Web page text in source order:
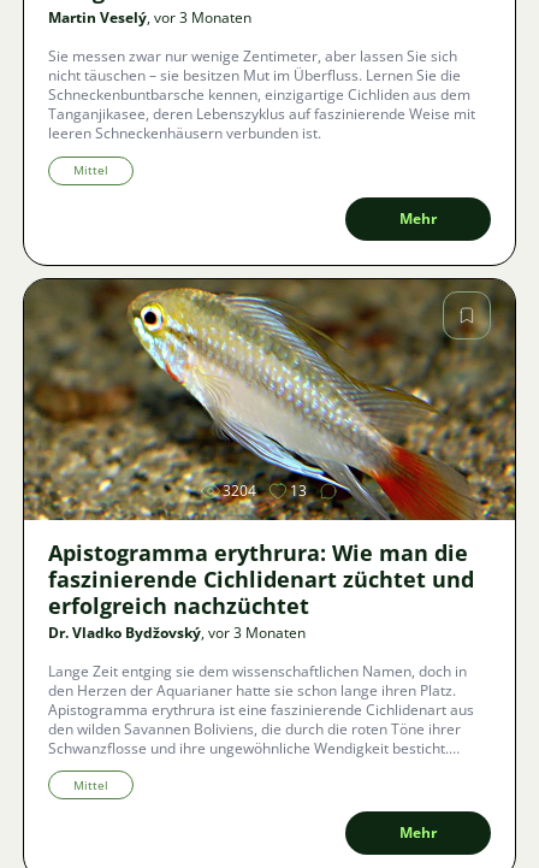
Martin Veselý, vor 3 Monaten
Sie messen zwar nur wenige Zentimeter, aber lassen Sie sich
nicht täuschen – sie besitzen Mut im Überfluss. Lernen Sie die
Schneckenbuntbarsche kennen, einzigartige Cichliden aus dem
Tanganjikasee, deren Lebenszyklus auf faszinierende Weise mit
leeren Schneckenhäusern verbunden ist.
Mittel
Mehr
Bild
3204 13
Apistogramma erythrura: Wie man die
faszinierende Cichlidenart züchtet und
erfolgreich nachzüchtet
Dr. Vladko Bydžovský, vor 3 Monaten
Lange Zeit entging sie dem wissenschaftlichen Namen, doch in
den Herzen der Aquarianer hatte sie schon lange ihren Platz.
Apistogramma erythrura ist eine faszinierende Cichlidenart aus
den wilden Savannen Boliviens, die durch die roten Töne ihrer
Schwanzflosse und ihre ungewöhnliche Wendigkeit besticht.
Entdecken Sie die Ansprüche an das Wasser, die Geheimnisse
ihrer natürlichen Ernährung und eine Anleitung, wie man
erfolgreich eine gesunde Generation unter häuslichen
Mittel
Mehr